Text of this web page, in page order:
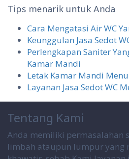
Tips menarik untuk Anda
Cara Mengatasi Air WC
Keunggulan Jasa Sedot
Perlengkapan Saniter
Kamar Mandi
Letak Kamar Mandi
Layanan Jasa Sedot WC
Tentang Kami
Anda memiliki permasalahan
limbah ataupun lumpur yang